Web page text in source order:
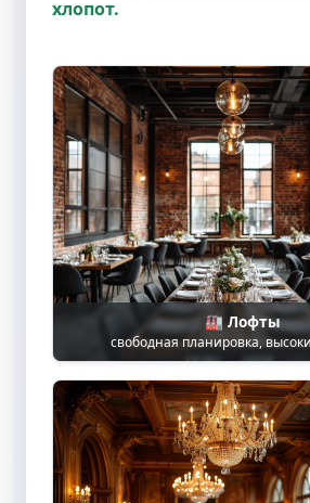
хлопот.
🏭 Лофты
свободная планировка,